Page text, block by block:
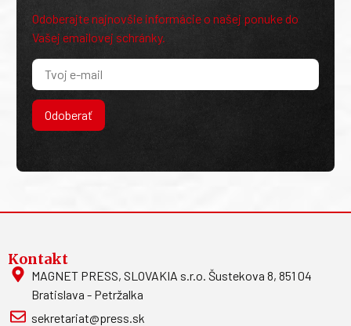
Odoberajte najnovšie informácie o našej ponuke do
Vašej emailovej schránky.
Odoberať
Kontakt
MAGNET PRESS, SLOVAKIA s.r.o. Šustekova 8, 851 04
Bratislava - Petržalka
sekretariat@press.sk